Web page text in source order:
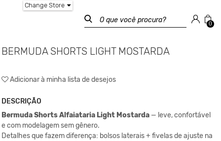
Change Store
0
BERMUDA SHORTS LIGHT MOSTARDA
Adicionar à minha lista de desejos
DESCRIÇÃO
Bermuda Shorts Alfaiataria Light Mostarda — leve, confortável
e com modelagem sem gênero.
Detalhes que fazem diferença: bolsos laterais + fivelas de ajuste na